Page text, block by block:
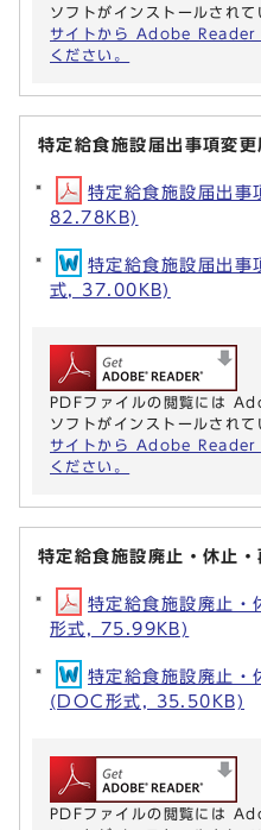
ソフトがインストールされて
サイトから Adobe Reader
ください。
特定給食施設届出事項変更
特定給食施設届出事
82.78KB)
特定給食施設届出
式, 37.00KB)
PDFファイルの閲覧には
ソフトがインストールされて
サイトから Adobe Reader
ください。
特定給食施設廃止・休止・
特定給食施設廃止・
形式, 75.99KB)
特定給食施設廃止・
(DOC形式, 35.50KB)
PDFファイルの閲覧には